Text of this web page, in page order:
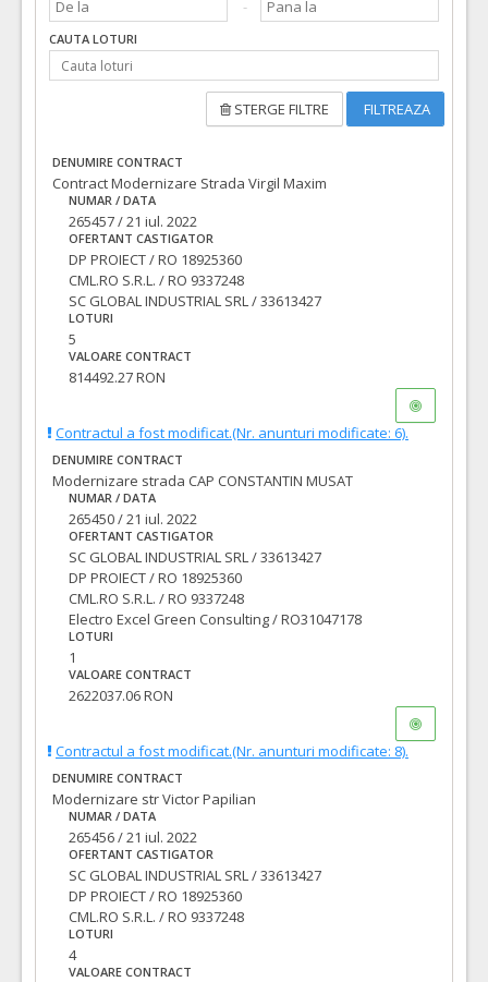
CAUTA LOTURI
STERGE FILTRE FILTREAZA
DENUMIRE CONTRACT
Contract Modernizare Strada Virgil Maxim
NUMAR / DATA
265457 / 21 iul. 2022
OFERTANT CASTIGATOR
DP PROIECT / RO 18925360
CML.RO S.R.L. / RO 9337248
SC GLOBAL INDUSTRIAL SRL / 33613427
LOTURI
5
VALOARE CONTRACT
814492.27 RON
Contractul a fost modificat.(Nr. anunturi modificate: 6).
DENUMIRE CONTRACT
Modernizare strada CAP CONSTANTIN MUSAT
NUMAR / DATA
265450 / 21 iul. 2022
OFERTANT CASTIGATOR
SC GLOBAL INDUSTRIAL SRL / 33613427
DP PROIECT / RO 18925360
CML.RO S.R.L. / RO 9337248
Electro Excel Green Consulting / RO31047178
LOTURI
1
VALOARE CONTRACT
2622037.06 RON
Contractul a fost modificat.(Nr. anunturi modificate: 8).
DENUMIRE CONTRACT
Modernizare str Victor Papilian
NUMAR / DATA
265456 / 21 iul. 2022
OFERTANT CASTIGATOR
SC GLOBAL INDUSTRIAL SRL / 33613427
DP PROIECT / RO 18925360
CML.RO S.R.L. / RO 9337248
LOTURI
4
VALOARE CONTRACT